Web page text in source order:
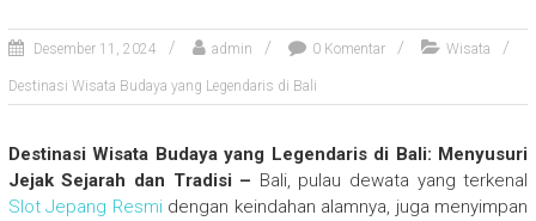
Desember 11, 2024 admin 0 Komentar Wisata
Destinasi Wisata Budaya yang Legendaris di Bali
Destinasi Wisata Budaya yang Legendaris di Bali: Menyusuri
Jejak Sejarah dan Tradisi – Bali, pulau dewata yang terkenal
Slot Jepang Resmidengan keindahan alamnya, juga menyimpan